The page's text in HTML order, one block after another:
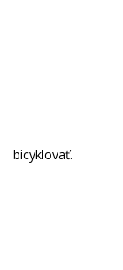
bicyklovať.